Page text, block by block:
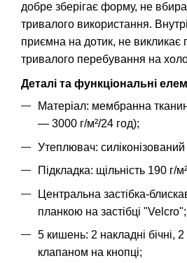
добре зберігає форму, не
тривалого використання.
приємна на дотик, не викликає
тривалого перебування на
Деталі та функціональні
Матеріал: мембранна
— 3000 г/м²/24 год);
Утеплювач:
Підкладка: щільність 190 г/
Центральна застібка-
планкою на застібці "Velcro";
5 кишень: 2 накладні бічні,
клапаном на кнопці;